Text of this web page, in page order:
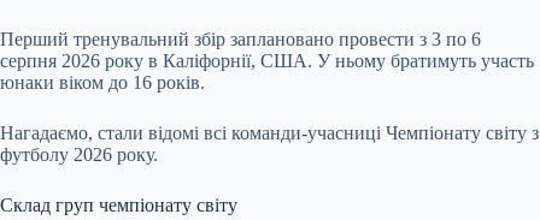
Перший тренувальний збір заплановано провести з 3 по 6
серпня 2026 року в Каліфорнії, США. У ньому братимуть участь
юнаки віком до 16 років.
Нагадаємо, стали відомі всі команди-учасниці Чемпіонату світу з
футболу 2026 року.
Склад груп чемпіонату світу